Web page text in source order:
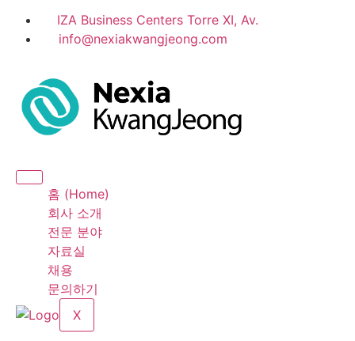
IZA Business Centers Torre XI, Av.
info@nexiakwangjeong.com
홈 (Home)
회사 소개
전문 분야
자료실
채용
문의하기
X